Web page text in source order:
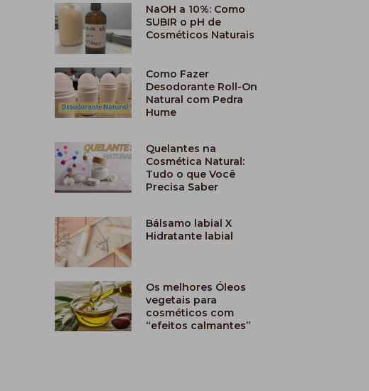
NaOH a 10%: Como
SUBIR o pH de
Cosméticos Naturais
Como Fazer
Desodorante Roll-On
Natural com Pedra
Hume
Quelantes na
Cosmética Natural:
Tudo o que Você
Precisa Saber
Bálsamo labial X
Hidratante labial
Os melhores Óleos
vegetais para
cosméticos com
“efeitos calmantes”